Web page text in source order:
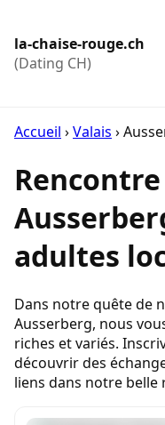
la-chaise-rouge.ch
(Dating CH)
Accueil ›Valais ›
adultes
Dans notre quête de
Ausserberg, nous
riches et variés.
découvrir des
liens dans notre belle